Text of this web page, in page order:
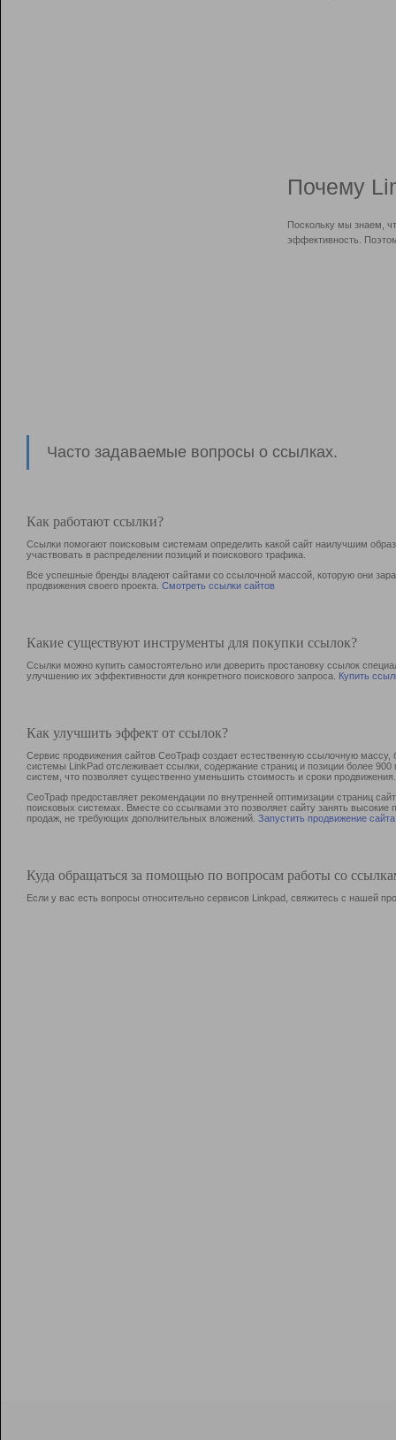
Почему
Поскольку мы знаем,
эффективность.
Часто задаваемые вопросы о ссылках.
Как работают ссылки?
Ссылки помогают поисковым системам определить какой сайт наилучшим
участвовать в раcпределении позиций и поискового трафика.
Все успешные бренды владеют сайтами со ссылочной массой, которую они
продвижения своего проекта. Смотреть ссылки сайтов
Какие существуют инструменты для покупки ссылок?
Ссылки можно купить самостоятельно или доверить простановку ссылок
улучшению их эффективности для конкретного поискового запроса. Купить
Как улучшить эффект от ссылок?
Сервис продвижения сайтов СеоТраф создает естественную ссылочную
системы LinkPad отслеживает ссылки, содержание страниц и позиции более
систем, что позволяет существенно уменьшить стоимость и сроки продвижения.
СеоТраф предоставляет рекомендации по внутренней оптимизации страниц
поисковых системах. Вместе со ссылками это позволяет сайту занять
продаж, не требующих дополнительных вложений. Запустить продвижение сайта
Куда обращаться за помощью по вопросам работы со
Если у вас есть вопросы относительно сервисов Linkpad, свяжитесь с нашей